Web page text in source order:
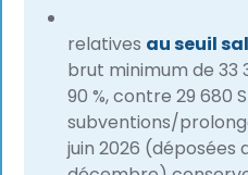
relatives au seuil
brut minimum de 33
90 %, contre 29 680
subventions/
juin 2026 (déposées